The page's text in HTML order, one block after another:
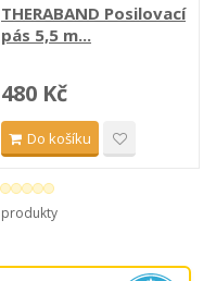
THERABAND Posilovací
pás 5,5 m...
480 Kč
Do košíku